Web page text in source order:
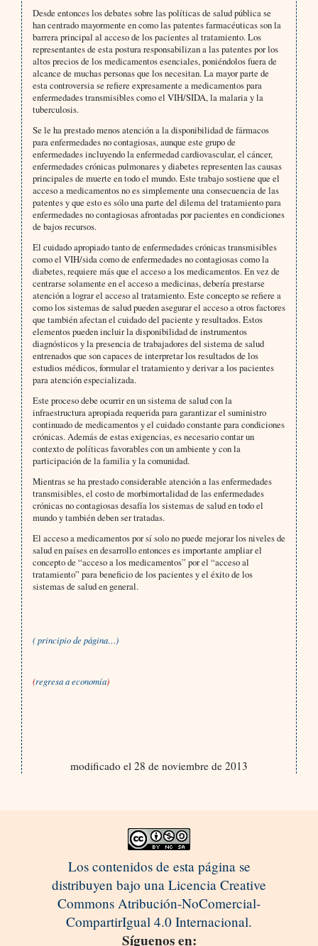
Desde entonces los debates sobre las políticas de salud pública se
han centrado mayormente en como las patentes farmacéuticas son la
barrera principal al acceso de los pacientes al tratamiento. Los
representantes de esta postura responsabilizan a las patentes por los
altos precios de los medicamentos esenciales, poniéndolos fuera de
alcance de muchas personas que los necesitan. La mayor parte de
esta controversia se refiere expresamente a medicamentos para
enfermedades transmisibles como el VIH/SIDA, la malaria y la
tuberculosis.
Se le ha prestado menos atención a la disponibilidad de fármacos
para enfermedades no contagiosas, aunque este grupo de
enfermedades incluyendo la enfermedad cardiovascular, el cáncer,
enfermedades crónicas pulmonares y diabetes representen las causas
principales de muerte en todo el mundo. Este trabajo sostiene que el
acceso a medicamentos no es simplemente una consecuencia de las
patentes y que esto es sólo una parte del dilema del tratamiento para
enfermedades no contagiosas afrontadas por pacientes en condiciones
de bajos recursos.
El cuidado apropiado tanto de enfermedades crónicas transmisibles
como el VIH/sida como de enfermedades no contagiosas como la
diabetes, requiere más que el acceso a los medicamentos. En vez de
centrarse solamente en el acceso a medicinas, debería prestarse
atención a lograr el acceso al tratamiento. Este concepto se refiere a
como los sistemas de salud pueden asegurar el acceso a otros factores
que también afectan el cuidado del paciente y resultados. Estos
elementos pueden incluir la disponibilidad de instrumentos
diagnósticos y la presencia de trabajadores del sistema de salud
entrenados que son capaces de interpretar los resultados de los
estudios médicos, formular el tratamiento y derivar a los pacientes
para atención especializada.
Este proceso debe ocurrir en un sistema de salud con la
infraestructura apropiada requerida para garantizar el suministro
continuado de medicamentos y el cuidado constante para condiciones
crónicas. Además de estas exigencias, es necesario contar un
contexto de políticas favorables con un ambiente y con la
participación de la familia y la comunidad.
Mientras se ha prestado considerable atención a las enfermedades
transmisibles, el costo de morbimortalidad de las enfermedades
crónicas no contagiosas desafía los sistemas de salud en todo el
mundo y también deben ser tratadas.
El acceso a medicamentos por sí solo no puede mejorar los niveles de
salud en países en desarrollo entonces es importante ampliar el
concepto de “acceso a los medicamentos” por el “acceso al
tratamiento” para beneficio de los pacientes y el éxito de los
sistemas de salud en general.
( principio de página…)
(regresa a economía)
modificado el 28 de noviembre de 2013
Los contenidos de esta página se
distribuyen bajo una Licencia Creative
Commons Atribución-NoComercial-
CompartirIgual 4.0 Internacional.
Síguenos en: